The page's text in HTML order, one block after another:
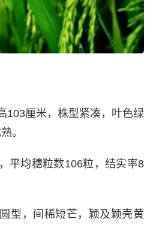
103厘米，株型紧凑，叶色绿
。
平均穗粒数106粒，结实率8
型，间稀短芒，颖及颖壳黄